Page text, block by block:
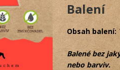
Balení
Obsah balení:
Balené bez
nebo barviv.